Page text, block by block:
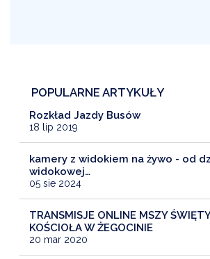
POPULARNE ARTYKUŁY
Rozkład Jazdy Busów
18 lip 2019
kamery z widokiem na żywo - od
widokowej…
05 sie 2024
TRANSMISJE ONLINE MSZY
KOŚCIOŁA W ŻEGOCINIE
20 mar 2020